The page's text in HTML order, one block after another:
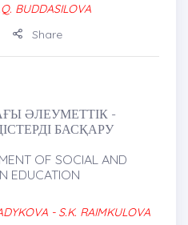
BUDDASILOVA
Share
ӘЛЕУМЕТТІК -
БАСҚАРУ
OF SOCIAL AND
EDUCATION
- S.K. RAIMKULOVA